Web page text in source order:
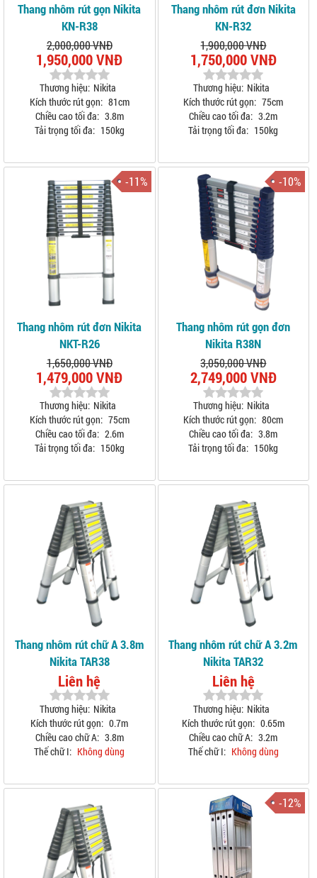
Thang nhôm rút gọn Nikita
KN-R38
2,000,000 VNĐ
1,950,000 VNĐ
Thương hiệu: Nikita
Kích thước rút gọn: 81cm
Chiều cao tối đa: 3.8m
Tải trọng tối đa: 150kg
Thang nhôm rút đơn Nikita
KN-R32
1,900,000 VNĐ
1,750,000 VNĐ
Thương hiệu: Nikita
Kích thước rút gọn: 75cm
Chiều cao tối đa: 3.2m
Tải trọng tối đa: 150kg
-11%
Thang nhôm rút đơn Nikita
NKT-R26
1,650,000 VNĐ
1,479,000 VNĐ
Thương hiệu: Nikita
Kích thước rút gọn: 75cm
Chiều cao tối đa: 2.6m
Tải trọng tối đa: 150kg
-10%
Thang nhôm rút gọn đơn
Nikita R38N
3,050,000 VNĐ
2,749,000 VNĐ
Thương hiệu: Nikita
Kích thước rút gọn: 80cm
Chiều cao tối đa: 3.8m
Tải trọng tối đa: 150kg
Thang nhôm rút chữ A 3.8m
Nikita TAR38
Liên hệ
Thương hiệu: Nikita
Kích thước rút gọn: 0.7m
Chiều cao chữ A: 3.8m
Thế chữ I: Không dùng
Thang nhôm rút chữ A 3.2m
Nikita TAR32
Liên hệ
Thương hiệu: Nikita
Kích thước rút gọn: 0.65m
Chiều cao chữ A: 3.2m
Thế chữ I: Không dùng
-12%